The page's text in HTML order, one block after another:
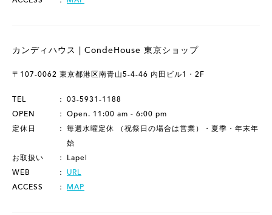
カンディハウス | CondeHouse 東京ショップ
〒107-0062 東京都港区南青山5-4-46 内田ビル1・2F
TEL
03-5931-1188
OPEN
Open. 11:00 am - 6:00 pm
定休日
毎週水曜定休 （祝祭日の場合は営業）・夏季・年末年
始
お取扱い
Lapel
WEB
URL
ACCESS
MAP